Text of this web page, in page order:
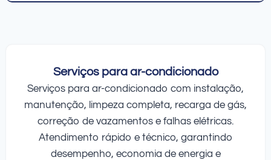
Serviços para ar-condicionado
Serviços para ar-condicionado com instalação,
manutenção, limpeza completa, recarga de gás,
correção de vazamentos e falhas elétricas.
Atendimento rápido e técnico, garantindo
desempenho, economia de energia e